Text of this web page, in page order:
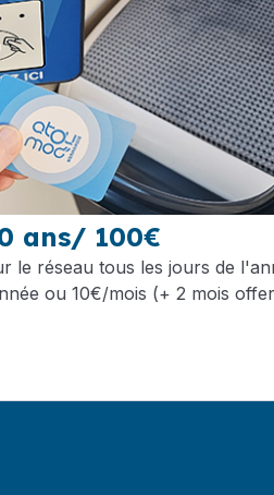
ans/ 100€
le réseau tous les jours de
ou 10€/mois (+ 2 mois